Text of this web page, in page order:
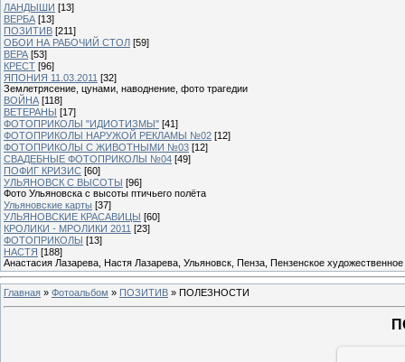
ЛАНДЫШИ [13]
ВЕРБА [13]
ПОЗИТИВ [211]
ОБОИ НА РАБОЧИЙ СТОЛ [59]
ВЕРА [53]
КРЕСТ [96]
ЯПОНИЯ 11.03.2011 [32]
Землетрясение, цунами, наводнение, фото трагедии
ВОЙНА [118]
ВЕТЕРАНЫ [17]
ФОТОПРИКОЛЫ "ИДИОТИЗМЫ" [41]
ФОТОПРИКОЛЫ НАРУЖОЙ РЕКЛАМЫ №02 [12]
ФОТОПРИКОЛЫ С ЖИВОТНЫМИ №03 [12]
СВАДЕБНЫЕ ФОТОПРИКОЛЫ №04 [49]
ПОФИГ КРИЗИС [60]
УЛЬЯНОВСК С ВЫСОТЫ [96]
Фото Ульяновска с высоты птичьего полёта
Ульяновские карты [37]
УЛЬЯНОВСКИЕ КРАСАВИЦЫ [60]
КРОЛИКИ - МРОЛИКИ 2011 [23]
ФОТОПРИКОЛЫ [13]
НАСТЯ [188]
Анастасия Лазарева, Настя Лазарева, Ульяновск, Пенза, Пензенское
Главная » Фотоальбом » ПОЗИТИВ » ПОЛЕЗНОСТИ